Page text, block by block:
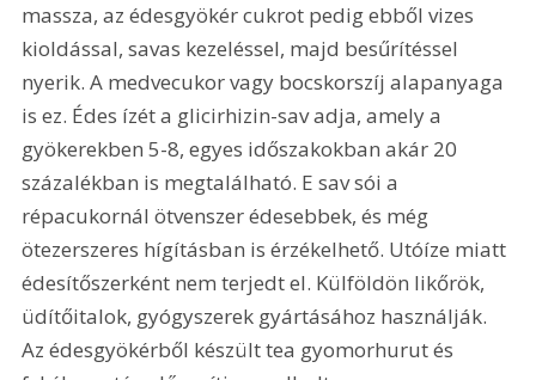
massza, az édesgyökér cukrot pedig ebből vizes
kioldással, savas kezeléssel, majd besűrítéssel
nyerik. A medvecukor vagy bocskorszíj alapanyaga
is ez. Édes ízét a glicirhizin-sav adja, amely a
gyökerekben 5-8, egyes időszakokban akár 20
százalékban is megtalálható. E sav sói a
répacukornál ötvenszer édesebbek, és még
ötezerszeres hígításban is érzékelhető. Utóíze miatt
édesítőszerként nem terjedt el. Külföldön likőrök,
üdítőitalok, gyógyszerek gyártásához használják.
Az édesgyökérből készült tea gyomorhurut és